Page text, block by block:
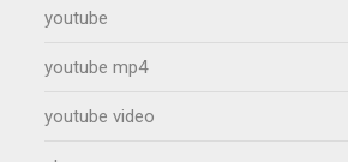
youtube
youtube mp4
youtube video